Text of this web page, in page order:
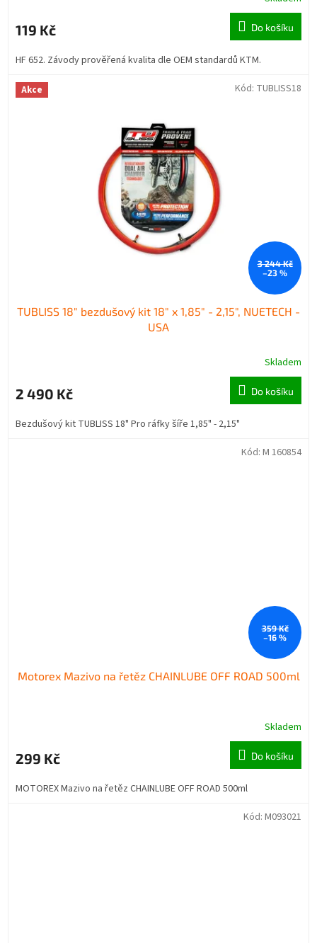
119 Kč Do košíku
HF 652. Závody prověřená kvalita dle OEM standardů KTM.
Akce
3 244 Kč
–23 %
TUBLISS 18" bezdušový kit 18" x 1,85" - 2,15", NUETECH -
USA
Skladem
2 490 Kč Do košíku
Bezdušový kit TUBLISS 18" Pro ráfky šíře 1,85" - 2,15"
Kód: TUBLISS18
359 Kč
–16 %
Motorex Mazivo na řetěz CHAINLUBE OFF ROAD 500ml
Skladem
299 Kč Do košíku
MOTOREX Mazivo na řetěz CHAINLUBE OFF ROAD 500ml
Kód: M 160854
Kód: M093021